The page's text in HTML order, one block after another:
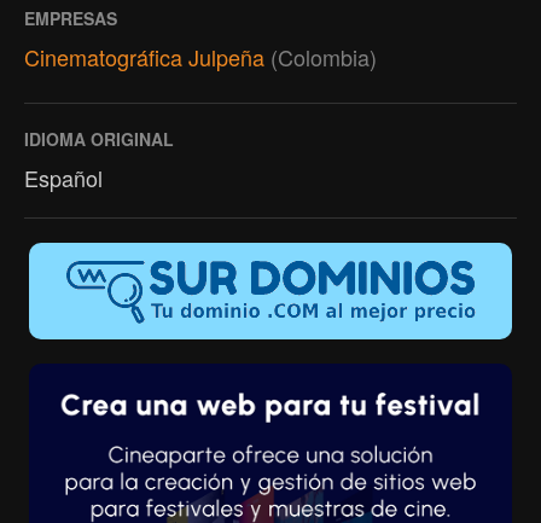
EMPRESAS
Cinematográfica Julpeña (Colombia)
IDIOMA ORIGINAL
Español